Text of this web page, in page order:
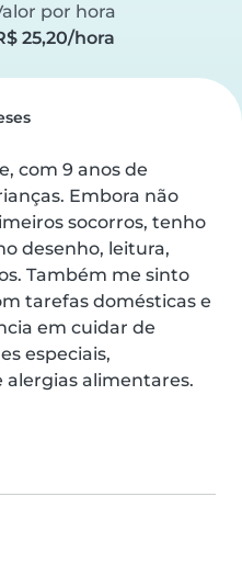
por hora
25,20/hora
com 9 anos de
Embora não
socorros, tenho
desenho, leitura,
Também me sinto
tarefas domésticas e
em cuidar de
especiais,
alimentares.